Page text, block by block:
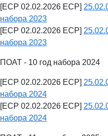
[ECP 02.02.2026 ECP]
набора 2023
[ECP 02.02.2026 ECP]
набора 2023
ПОАТ - 10 год набора 2024
[ECP 02.02.2026 ECP]
набора 2024
[ECP 02.02.2026 ECP]
набора 2024